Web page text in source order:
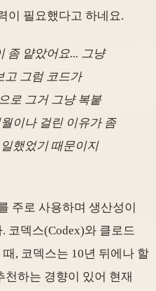
이 필요했다고 하네요.
좀 얕았어요... 그냥
고 그럼 코드가
로 그거 그냥 복붙
이나 걸린 이유가 좀
했었기 때문이지
주로 사용하며 생산성이
코덱스(Codex)와 클로드
, 코덱스는 10년 뒤에나 할
하는 경향이 있어 현재